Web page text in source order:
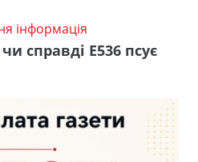
інформація
справді Е536 псує